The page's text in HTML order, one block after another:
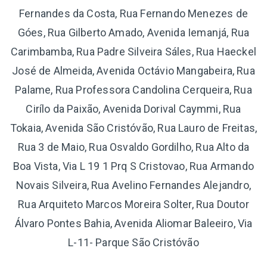
Fernandes da Costa, Rua Fernando Menezes de
Góes, Rua Gilberto Amado, Avenida Iemanjá, Rua
Carimbamba, Rua Padre Silveira Sáles, Rua Haeckel
José de Almeida, Avenida Octávio Mangabeira, Rua
Palame, Rua Professora Candolina Cerqueira, Rua
Cirílo da Paixão, Avenida Dorival Caymmi, Rua
Tokaia, Avenida São Cristóvão, Rua Lauro de Freitas,
Rua 3 de Maio, Rua Osvaldo Gordilho, Rua Alto da
Boa Vista, Via L 19 1 Prq S Cristovao, Rua Armando
Novais Silveira, Rua Avelino Fernandes Alejandro,
Rua Arquiteto Marcos Moreira Solter, Rua Doutor
Álvaro Pontes Bahia, Avenida Aliomar Baleeiro, Via
L-11- Parque São Cristóvão